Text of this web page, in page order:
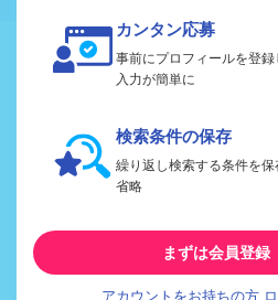
カンタン応募
事前にプロフィールを登
入力が簡単に
検索条件の保存
繰り返し検索する条件を
省略
まずは会員登録
アカウントをお持ちの方